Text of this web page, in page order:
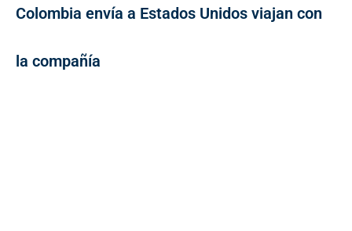
Colombia envía a Estados Unidos viajan con
la compañía